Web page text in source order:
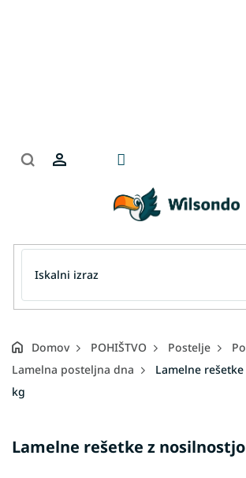
Domov POHIŠTVO Postelje
Lamelna posteljna dna
Lamelne
kg
Lamelne rešetke z